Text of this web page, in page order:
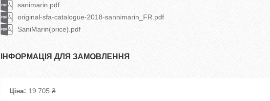
sanimarin.pdf
original-sfa-catalogue-2018-sannimarin_FR.pdf
SaniMarin(price).pdf
ІНФОРМАЦІЯ ДЛЯ ЗАМОВЛЕННЯ
Ціна: 19 705 ₴